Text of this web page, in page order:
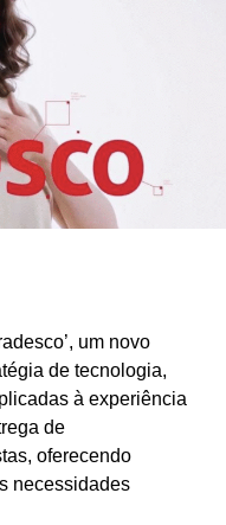
Brasil e investe
focados
um novo
de tecnologia,
à experiência
de
oferecendo
necessidades